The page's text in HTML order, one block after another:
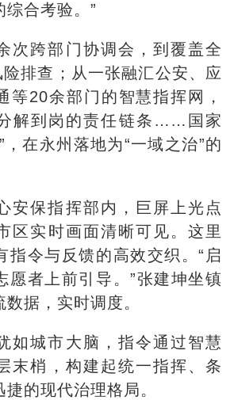
合考验。”
次跨部门协调会，到覆盖全
险排查；从一张融汇公安、应
等20余部门的智慧指挥网，
解到岗的责任链条……国家
，在永州落地为“一域之治”的
安保指挥部内，巨屏上光点
区实时画面清晰可见。这里
指令与反馈的高效交织。“启
愿者上前引导。”张建坤坐镇
据，实时调度。
如城市大脑，指令通过智慧
末梢，构建起统一指挥、条
的现代治理格局。